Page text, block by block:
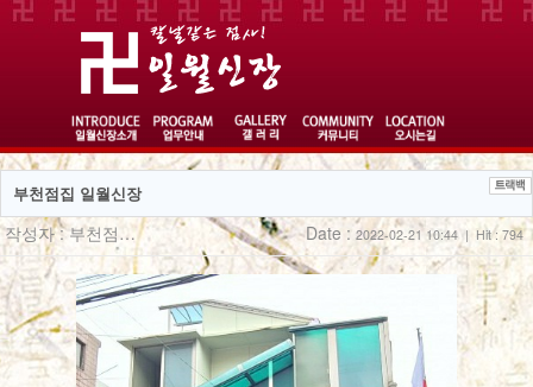
부천점집 일월신장
작성자 :부천점… Date : 2022-02-21 10:44 | Hit : 794